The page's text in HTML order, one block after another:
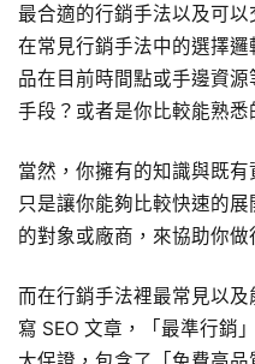
最合適的行銷手法以及可以
在常見行銷手法中的選擇
品在目前時間點或手邊資
手段？或者是你比較能熟悉
當然，你擁有的知識與既有
只是讓你能夠比較快速的
的對象或廠商，來協助你做
而在行銷手法裡最常見以
寫 SEO 文章，「最準行銷